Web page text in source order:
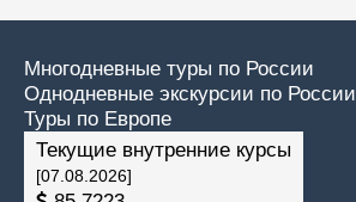
Многодневные туры по России
Однодневные экскурсии по России
Туры по Европе
Текущие внутренние курсы
[07.08.2026]